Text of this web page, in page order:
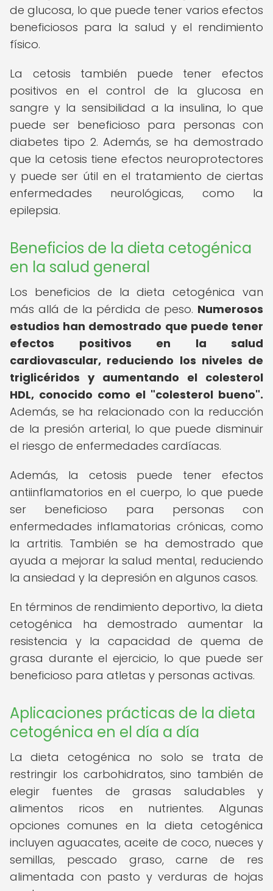
de glucosa, lo que puede tener varios efectos
beneficiosos para la salud y el rendimiento
físico.
La cetosis también puede tener efectos
positivos en el control de la glucosa en
sangre y la sensibilidad a la insulina, lo que
puede ser beneficioso para personas con
diabetes tipo 2. Además, se ha demostrado
que la cetosis tiene efectos neuroprotectores
y puede ser útil en el tratamiento de ciertas
enfermedades neurológicas, como la
epilepsia.
Beneficios de la dieta cetogénica
en la salud general
Los beneficios de la dieta cetogénica van
más allá de la pérdida de peso. Numerosos
estudios han demostrado que puede tener
efectos positivos en la salud
cardiovascular, reduciendo los niveles de
triglicéridos y aumentando el colesterol
HDL, conocido como el "colesterol bueno".
Además, se ha relacionado con la reducción
de la presión arterial, lo que puede disminuir
el riesgo de enfermedades cardíacas.
Además, la cetosis puede tener efectos
antiinflamatorios en el cuerpo, lo que puede
ser beneficioso para personas con
enfermedades inflamatorias crónicas, como
la artritis. También se ha demostrado que
ayuda a mejorar la salud mental, reduciendo
la ansiedad y la depresión en algunos casos.
En términos de rendimiento deportivo, la dieta
cetogénica ha demostrado aumentar la
resistencia y la capacidad de quema de
grasa durante el ejercicio, lo que puede ser
beneficioso para atletas y personas activas.
Aplicaciones prácticas de la dieta
cetogénica en el día a día
La dieta cetogénica no solo se trata de
restringir los carbohidratos, sino también de
elegir fuentes de grasas saludables y
alimentos ricos en nutrientes. Algunas
opciones comunes en la dieta cetogénica
incluyen aguacates, aceite de coco, nueces y
semillas, pescado graso, carne de res
alimentada con pasto y verduras de hojas